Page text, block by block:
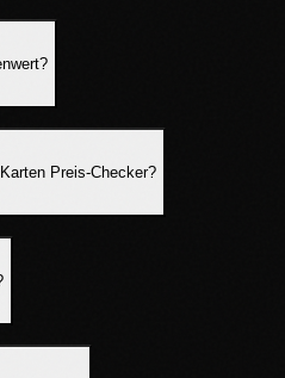
Preis-Checker?